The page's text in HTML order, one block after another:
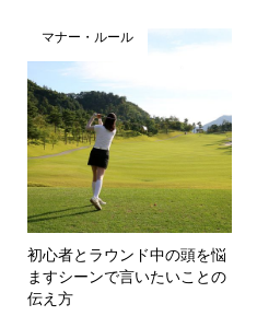
マナー・ルール
初心者とラウンド中の頭を悩
ますシーンで言いたいことの
伝え方